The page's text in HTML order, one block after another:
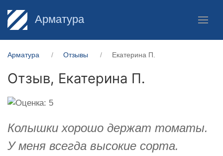
Арматура
Арматура Отзывы Екатерина П.
Отзыв, Екатерина П.
Колышки хорошо держат томаты.
У меня всегда высокие сорта.